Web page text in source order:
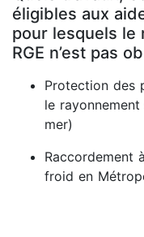
éligibles aux
pour lesquels le
RGE n’est pas
Protection des
le
mer)
Raccordement
froid en